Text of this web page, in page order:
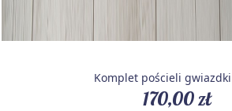
Komplet pościeli gwiazdki
170,00 zł